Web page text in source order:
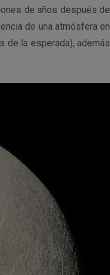
de años después de
de una atmósfera en
de la esperada), además